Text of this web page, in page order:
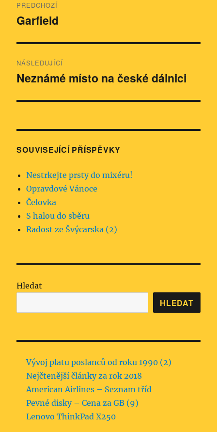
pro
PŘEDCHOZÍ
Předchozí
Garfield
NÁSLEDUJÍCÍ
Následující
Neznámé místo na české dálnici
SOUVISEJÍCÍ PŘÍSPĚVKY
Nestrkejte prsty do mixéru!
Opravdové Vánoce
Čelovka
S halou do sběru
Radost ze Švýcarska (2)
Hledat
HLEDAT
Vývoj platu poslanců od roku 1990 (2)
Nejčtenější články za rok 2018
American Airlines – Seznam tříd
Pevné disky – Cena za GB (9)
Lenovo ThinkPad X250